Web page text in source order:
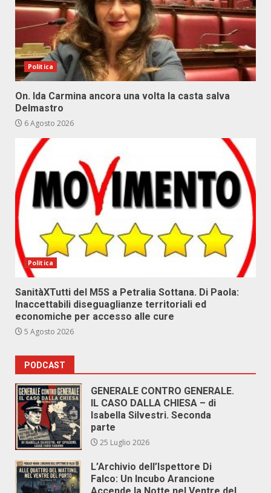
Politica
On. Ida Carmina ancora una volta la casta salva
Delmastro
6 Agosto 2026
Politica
SanitàXTutti del M5S a Petralia Sottana. Di Paola:
Inaccettabili diseguaglianze territoriali ed
economiche per accesso alle cure
5 Agosto 2026
PODCAST
GENERALE CONTRO GENERALE.
IL CASO DALLA CHIESA – di
Isabella Silvestri. Seconda
parte
25 Luglio 2026
L’Archivio dell’Ispettore Di
Falco: Un Incubo Arancione